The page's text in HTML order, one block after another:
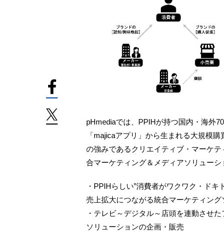
pHmediaでは、PPIHが持つ国内・海外
「majicaアプリ」から生まれる大規模
の強みであるクリエイティブ・マーケ
合マーケティング＆メディアソリューシ
・PPIHらしい”消費者がワクワク・ド
売上拡大につながる統合マーケティン
・テレビ～デジタル～店頭を連動させ
ソリューションの企画・販売